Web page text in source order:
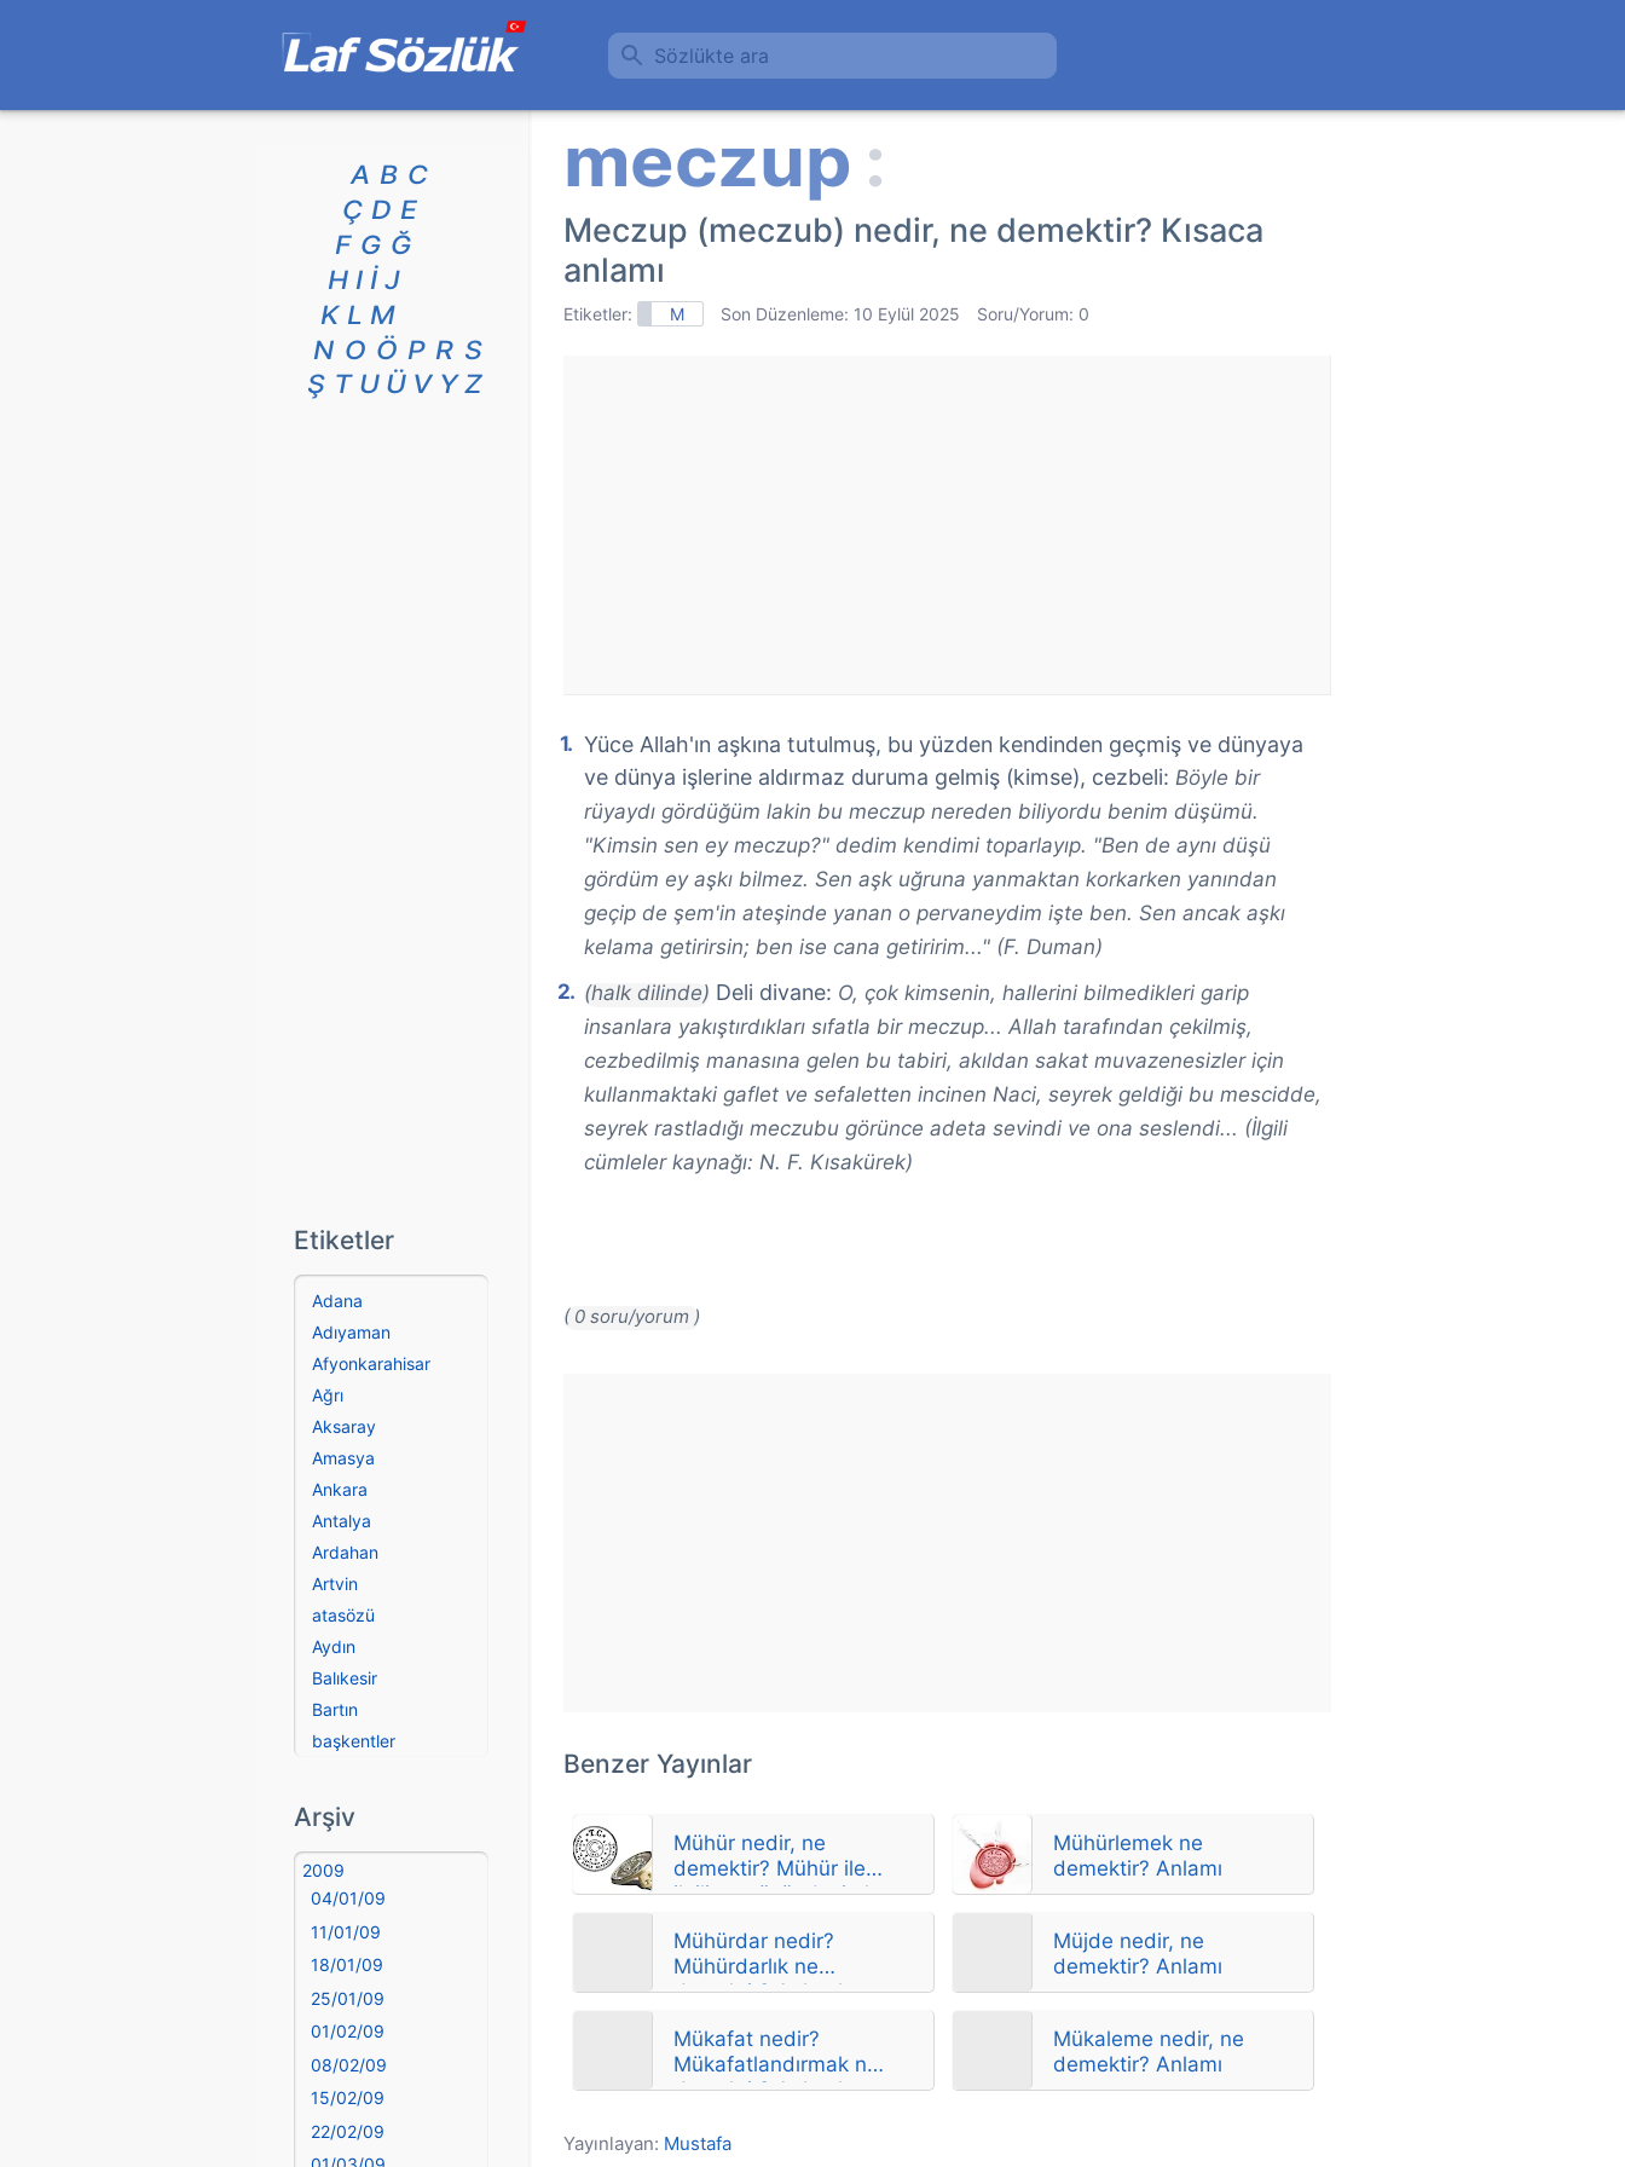
Sözlükte ara
Meczup (meczub) nedir, ne demektir? Kısaca
anlamı
Etiketler: M Son Düzenleme: 10 Eylül 2025 Soru/Yorum: 0
Yüce Allah'ın aşkına tutulmuş, bu yüzden kendinden geçmiş ve dünyaya
ve dünya işlerine aldırmaz duruma gelmiş (kimse), cezbeli: Böyle bir
rüyaydı gördüğüm lakin bu meczup nereden biliyordu benim düşümü.
"Kimsin sen ey meczup?" dedim kendimi toparlayıp. "Ben de aynı düşü
gördüm ey aşkı bilmez. Sen aşk uğruna yanmaktan korkarken yanından
geçip de şem'in ateşinde yanan o pervaneydim işte ben. Sen ancak aşkı
kelama getirirsin; ben ise cana getiririm..." (F. Duman)
(halk dilinde) Deli divane: O, çok kimsenin, hallerini bilmedikleri garip
insanlara yakıştırdıkları sıfatla bir meczup... Allah tarafından çekilmiş,
cezbedilmiş manasına gelen bu tabiri, akıldan sakat muvazenesizler için
kullanmaktaki gaflet ve sefaletten incinen Naci, seyrek geldiği bu mescidde,
seyrek rastladığı meczubu görünce adeta sevindi ve ona seslendi... (İlgili
cümleler kaynağı: N. F. Kısakürek)
( 0 soru/yorum )
Benzer Yayınlar
Mühür nedir, ne
demektir? Mühür ile
ilgili atasözü, deyimler
Mühürlemek ne
demektir? Anlamı
Mühürdar nedir?
Mühürdarlık ne
demektir? Anlamları
Müjde nedir, ne
demektir? Anlamı
Mükafat nedir?
Mükafatlandırmak ne
demektir? Anlamları
Mükaleme nedir, ne
demektir? Anlamı
Yayınlayan: Mustafa
A B C
Ç D E
F G Ğ
H I İ J
K L M
N O Ö P R S
Ş T U Ü V Y Z
Etiketler
Adana
Adıyaman
Afyonkarahisar
Ağrı
Aksaray
Amasya
Ankara
Antalya
Ardahan
Artvin
atasözü
Aydın
Balıkesir
Bartın
başkentler
Bayburt
Bilecik
Bingöl
Bitlis
Bolu
Burdur
Bursa
Çanakkale
Çankırı
Çorum
Arşiv
2009
04/01/09
11/01/09
18/01/09
25/01/09
01/02/09
08/02/09
15/02/09
22/02/09